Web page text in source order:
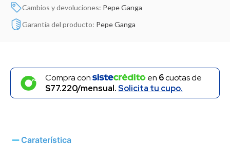
Cambios y devoluciones: Pepe Ganga
Garantía del producto: Pepe Ganga
Compra con en 6cuotas de
$77.220/mensual.Solicita tu cupo.
Caraterística